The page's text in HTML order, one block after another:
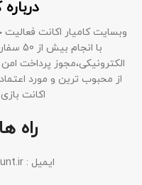
با
از محبوب ترین و مورد
اکانت
راه
ایمیل : info[at]kamyaraccount.ir